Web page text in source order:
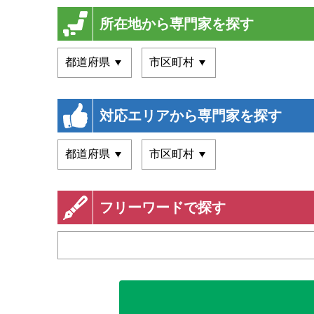
所在地から専門家を探す
対応エリアから専門家を探す
フリーワードで探す